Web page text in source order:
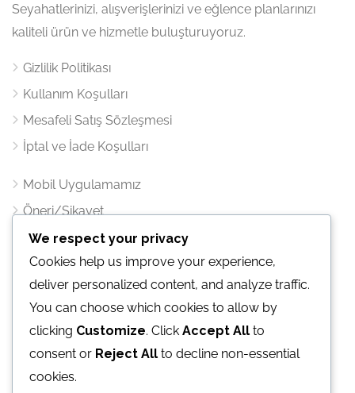
Seyahatlerinizi, alışverişlerinizi ve eğlence planlarınızı
kaliteli ürün ve hizmetle buluşturuyoruz.
Gizlilik Politikası
Kullanım Koşulları
Mesafeli Satış Sözleşmesi
İptal ve İade Koşulları
Mobil Uygulamamız
Öneri/Şikayet
İletişim
Atatürk mahallesi Ertuğrul Gazi Sk. Metropol İstanbul
bilgi@vacabook.com
We respect your privacy
Cookies help us improve your experience,
deliver personalized content, and analyze traffic.
You can choose which cookies to allow by
clicking Customize. Click Accept All to
consent or Reject All to decline non-essential
cookies.